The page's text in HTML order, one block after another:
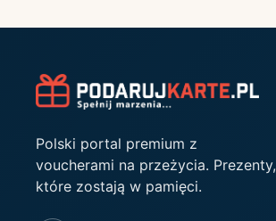
Polski portal premium z
voucherami na przeżycia. Prezenty,
które zostają w pamięci.